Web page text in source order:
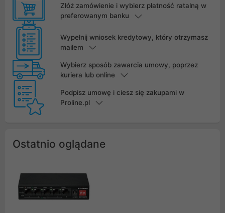
Złóż zamówienie i wybierz płatność ratalną w
preferowanym banku
Wypełnij wniosek kredytowy, który otrzymasz
mailem
Wybierz sposób zawarcia umowy, poprzez
kuriera lub online
Podpisz umowę i ciesz się zakupami w
Proline.pl
Ostatnio oglądane